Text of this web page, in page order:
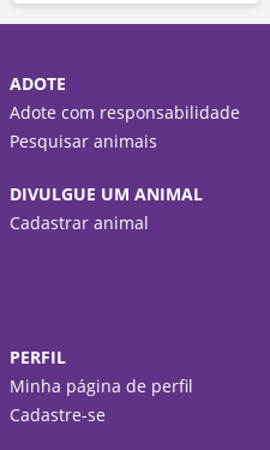
ADOTE
Adote com responsabilidade
Pesquisar animais
DIVULGUE UM ANIMAL
Cadastrar animal
PERFIL
Minha página de perfil
Cadastre-se